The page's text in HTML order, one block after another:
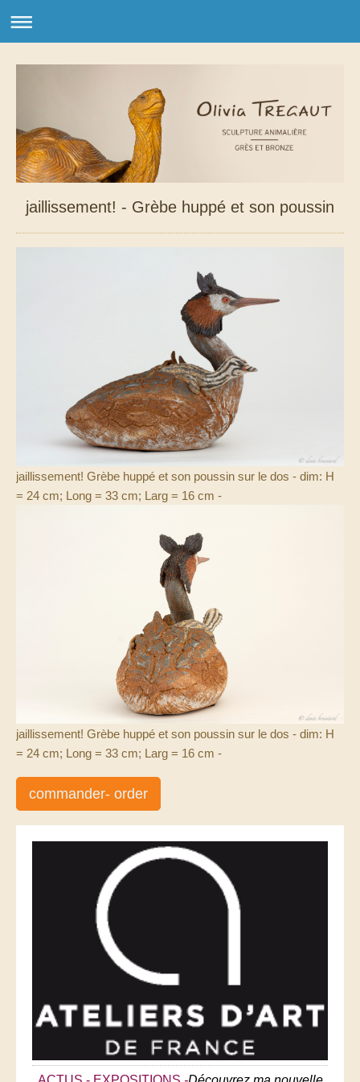
jaillissement! - Grèbe huppé et son poussin
jaillissement! Grèbe huppé et son poussin sur le dos - dim: H
= 24 cm; Long = 33 cm; Larg = 16 cm -
jaillissement! Grèbe huppé et son poussin sur le dos - dim: H
= 24 cm; Long = 33 cm; Larg = 16 cm -
commander- order